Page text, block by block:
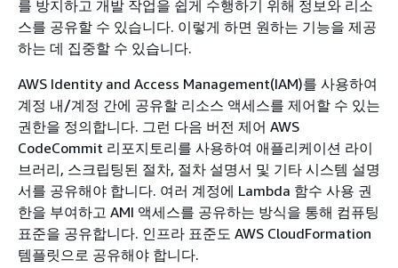
를 방지하고 개발 작업을 쉽게 수행하기 위해 정보와 리소
스를 공유할 수 있습니다. 이렇게 하면 원하는 기능을 제공
하는 데 집중할 수 있습니다.
AWS Identity and Access Management(IAM)를 사용하여
계정 내/계정 간에 공유할 리소스 액세스를 제어할 수 있는
권한을 정의합니다. 그런 다음 버전 제어 AWS
CodeCommit 리포지토리를 사용하여 애플리케이션 라이
브러리, 스크립팅된 절차, 절차 설명서 및 기타 시스템 설명
서를 공유해야 합니다. 여러 계정에 Lambda 함수 사용 권
한을 부여하고 AMI 액세스를 공유하는 방식을 통해 컴퓨팅
표준을 공유합니다. 인프라 표준도 AWS CloudFormation
템플릿으로 공유해야 합니다.